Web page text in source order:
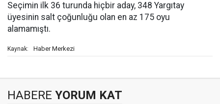
Seçimin ilk 36 turunda hiçbir aday, 348 Yargıtay
üyesinin salt çoğunluğu olan en az 175 oyu
alamamıştı.
Kaynak: Haber Merkezi
HABERE YORUM KAT